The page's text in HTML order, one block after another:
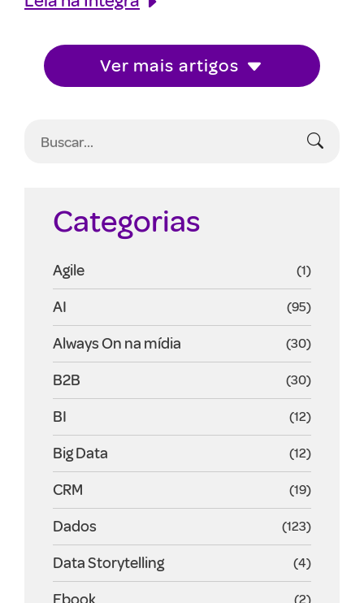
Ver mais artigos
Categorias
Agile (1)
AI (95)
Always On na mídia (30)
B2B (30)
BI (12)
Big Data (12)
CRM (19)
Dados (123)
Data Storytelling (4)
Ebook (2)